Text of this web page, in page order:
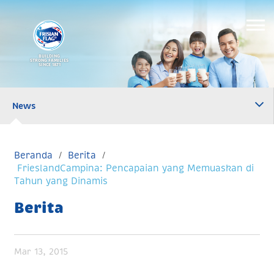
BUILDING
STRONG FAMILIES
SINCE 1871
News
Beranda
Berita
FrieslandCampina: Pencapaian yang Memuaskan di
Tahun yang Dinamis
Berita
Mar 13, 2015